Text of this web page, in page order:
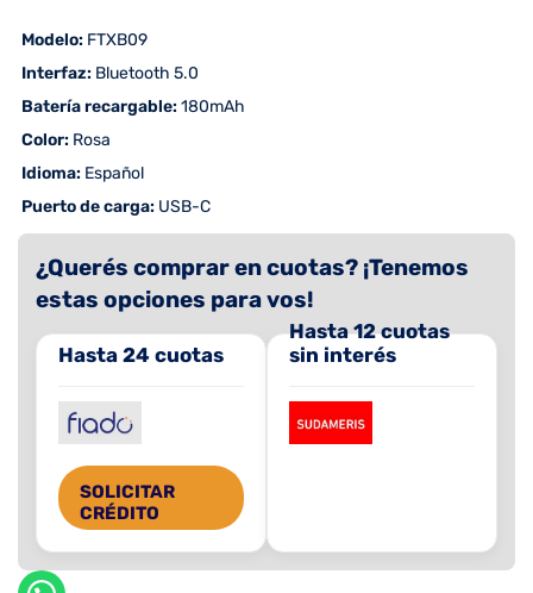
 Modelo: FTXB09
 Interfaz: Bluetooth 5.0
 Batería recargable:180mAh
 Color: Rosa
 Idioma: Español
 Puerto de carga: USB-C
¿Querés comprar en cuotas? ¡Tenemos
estas opciones para vos!
Hasta 24 cuotas
SOLICITAR
CRÉDITO
Hasta 12 cuotas
sin interés